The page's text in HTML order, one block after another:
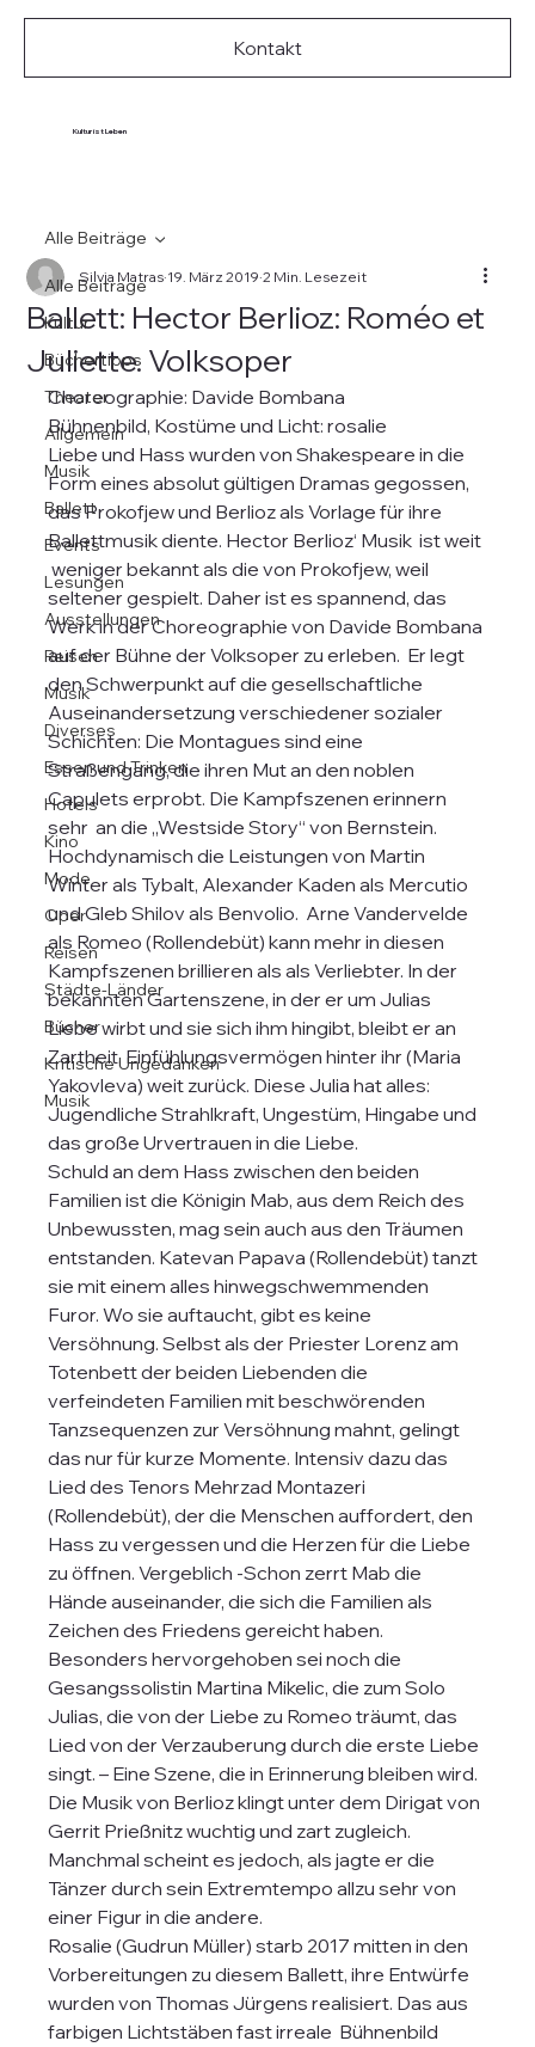
Kultur ist Leben
Kontakt
Alle Beiträge
Kultur
Büchertipps
Theater
Allgemein
Musik
Ballett
Events
Lesungen
Ausstellungen
Reisen
Musik
Diverses
Essen und Trinken
Hotels
Kino
Mode
Oper
Reisen
Städte-Länder
Bücher
Kritische Ungedanken
Musik
Alle Beiträge
Ballett: Hector Berlioz: Roméo et
Juliette. Volksoper
Silvia Matras 19. März 2019 2 Min. Lesezeit
Choreographie: Davide Bombana
Bühnenbild, Kostüme und Licht: rosalie
Liebe und Hass wurden von Shakespeare in die
Form eines absolut gültigen Dramas gegossen,
das Prokofjew und Berlioz als Vorlage für ihre
Ballettmusik diente. Hector Berlioz‘ Musik  ist weit
weniger bekannt als die von Prokofjew, weil
seltener gespielt. Daher ist es spannend, das
Werk in der Choreographie von Davide Bombana
auf der Bühne der Volksoper zu erleben.  Er legt
den Schwerpunkt auf die gesellschaftliche
Auseinandersetzung verschiedener sozialer
Schichten: Die Montagues sind eine
Straßengang, die ihren Mut an den noblen
Capulets erprobt. Die Kampfszenen erinnern
sehr  an die „Westside Story“ von Bernstein.
Hochdynamisch die Leistungen von Martin
Winter als Tybalt, Alexander Kaden als Mercutio
und Gleb Shilov als Benvolio.  Arne Vandervelde
als Romeo (Rollendebüt) kann mehr in diesen
Kampfszenen brillieren als als Verliebter. In der
bekannten Gartenszene, in der er um Julias
Liebe wirbt und sie sich ihm hingibt, bleibt er an
Zartheit, Einfühlungsvermögen hinter ihr (Maria
Yakovleva) weit zurück. Diese Julia hat alles:
Jugendliche Strahlkraft, Ungestüm, Hingabe und
das große Urvertrauen in die Liebe.
Schuld an dem Hass zwischen den beiden
Familien ist die Königin Mab, aus dem Reich des
Unbewussten, mag sein auch aus den Träumen
entstanden. Katevan Papava (Rollendebüt) tanzt
sie mit einem alles hinwegschwemmenden
Furor. Wo sie auftaucht, gibt es keine
Versöhnung. Selbst als der Priester Lorenz am
Totenbett der beiden Liebenden die
verfeindeten Familien mit beschwörenden
Tanzsequenzen zur Versöhnung mahnt, gelingt
das nur für kurze Momente. Intensiv dazu das
Lied des Tenors Mehrzad Montazeri
(Rollendebüt), der die Menschen auffordert, den
Hass zu vergessen und die Herzen für die Liebe
zu öffnen. Vergeblich -Schon zerrt Mab die
Hände auseinander, die sich die Familien als
Zeichen des Friedens gereicht haben.
Besonders hervorgehoben sei noch die
Gesangssolistin Martina Mikelic, die zum Solo
Julias, die von der Liebe zu Romeo träumt, das
Lied von der Verzauberung durch die erste Liebe
singt. – Eine Szene, die in Erinnerung bleiben wird.
Die Musik von Berlioz klingt unter dem Dirigat von
Gerrit Prießnitz wuchtig und zart zugleich.
Manchmal scheint es jedoch, als jagte er die
Tänzer durch sein Extremtempo allzu sehr von
einer Figur in die andere.
Rosalie (Gudrun Müller) starb 2017 mitten in den
Vorbereitungen zu diesem Ballett, ihre Entwürfe
wurden von Thomas Jürgens realisiert. Das aus
farbigen Lichtstäben fast irreale  Bühnenbild